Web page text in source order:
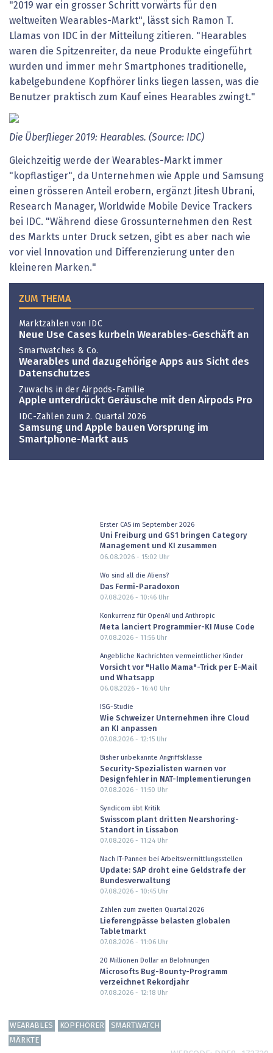
"2019 war ein grosser Schritt vorwärts für den
weltweiten Wearables-Markt", lässt sich Ramon T.
Llamas von IDC in der Mitteilung zitieren. "Hearables
waren die Spitzenreiter, da neue Produkte eingeführt
wurden und immer mehr Smartphones traditionelle,
kabelgebundene Kopfhörer links liegen lassen, was die
Benutzer praktisch zum Kauf eines Hearables zwingt."
Die Überflieger 2019: Hearables. (Source: IDC)
Gleichzeitig werde der Wearables-Markt immer
"kopflastiger", da Unternehmen wie Apple und Samsung
einen grösseren Anteil erobern, ergänzt Jitesh Ubrani,
Research Manager, Worldwide Mobile Device Trackers
bei IDC. "Während diese Grossunternehmen den Rest
des Markts unter Druck setzen, gibt es aber nach wie
vor viel Innovation und Differenzierung unter den
kleineren Marken."
ZUM THEMA
Marktzahlen von IDC
Neue Use Cases kurbeln Wearables-Geschäft an
Smartwatches & Co.
Wearables und dazugehörige Apps aus Sicht des
Datenschutzes
Zuwachs in der Airpods-Familie
Apple unterdrückt Geräusche mit den Airpods Pro
IDC-Zahlen zum 2. Quartal 2026
Samsung und Apple bauen Vorsprung im
Smartphone-Markt aus
Erster CAS im September 2026
Uni Freiburg und GS1 bringen Category
Management und KI zusammen
06.08.2026 - 15:02 Uhr
Wo sind all die Aliens?
Das Fermi-Paradoxon
07.08.2026 - 10:46Uhr
Konkurrenz für OpenAI und Anthropic
Meta lanciert Programmier-KI Muse Code
07.08.2026 - 11:56Uhr
Angebliche Nachrichten vermeintlicher Kinder
Vorsicht vor "Hallo Mama"-Trick per E-Mail
und Whatsapp
06.08.2026 - 16:40 Uhr
ISG-Studie
Wie Schweizer Unternehmen ihre Cloud
an KI anpassen
07.08.2026 - 12:15Uhr
Bisher unbekannte Angriffsklasse
Security-Spezialisten warnen vor
Designfehler in NAT-Implementierungen
07.08.2026 - 11:50 Uhr
Syndicom übt Kritik
Swisscom plant dritten Nearshoring-
Standort in Lissabon
07.08.2026 - 11:24Uhr
Nach IT-Pannen bei Arbeitsvermittlungsstellen
Update: SAP droht eine Geldstrafe der
Bundesverwaltung
07.08.2026 - 10:45Uhr
Zahlen zum zweiten Quartal 2026
Lieferengpässe belasten globalen
Tabletmarkt
07.08.2026 - 11:06Uhr
20 Millionen Dollar an Belohnungen
Microsofts Bug-Bounty-Programm
verzeichnet Rekordjahr
07.08.2026 - 12:18Uhr
WEARABLES KOPFHÖRER
SMARTWATCH
MÄRKTE